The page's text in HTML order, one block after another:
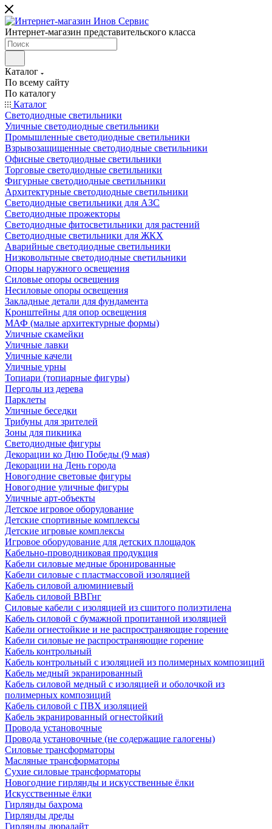
Интернет-магазин представительского класса
Каталог
По всему сайту
По каталогу
Каталог
Светодиодные светильники
Уличные светодиодные светильники
Промышленные светодиодные светильники
Взрывозащищенные светодиодные светильники
Офисные светодиодные светильники
Торговые светодиодные светильники
Фигурные светодиодные светильники
Архитектурные светодиодные светильники
Светодиодные светильники для АЗС
Светодиодные прожекторы
Светодиодные фитосветильники для растений
Светодиодные светильники для ЖКХ
Аварийные светодиодные светильники
Низковольтные светодиодные светильники
Опоры наружного освещения
Силовые опоры освещения
Несиловые опоры освещения
Закладные детали для фундамента
Кронштейны для опор освещения
МАФ (малые архитектурные формы)
Уличные скамейки
Уличные лавки
Уличные качели
Уличные урны
Топиари (топиарные фигуры)
Перголы из дерева
Парклеты
Уличные беседки
Трибуны для зрителей
Зоны для пикника
Светодиодные фигуры
Декорации ко Дню Победы (9 мая)
Декорации на День города
Новогодние световые фигуры
Новогодние уличные фигуры
Уличные арт-объекты
Детское игровое оборудование
Детские спортивные комплексы
Детские игровые комплексы
Игровое оборудование для детских площадок
Кабельно-проводниковая продукция
Кабели силовые медные бронированные
Кабели силовые с пластмассовой изоляцией
Кабель силовой алюминиевый
Кабель силовой ВВГнг
Силовые кабели с изоляцией из сшитого полиэтилена
Кабель силовой с бумажной пропитанной изоляцией
Кабели огнестойкие и не распространяющие горение
Кабели силовые не распространяющие горение
Кабель контрольный
Кабель контрольный с изоляцией из полимерных композиций
Кабель медный экранированный
Кабель силовой медный с изоляцией и оболочкой из
полимерных композиций
Кабель силовой с ПВХ изоляцией
Кабель экранированный огнестойкий
Провода установочные
Провода установочные (не содержащие галогены)
Силовые трансформаторы
Масляные трансформаторы
Сухие силовые трансформаторы
Новогодние гирлянды и искусственные ёлки
Искусственные ёлки
Гирлянды бахрома
Гирлянды дреды
Гирлянды дюралайт